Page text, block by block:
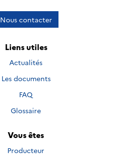
Nous contacter
Liens utiles
Actualités
Les documents
FAQ
Glossaire
Vous êtes
Producteur